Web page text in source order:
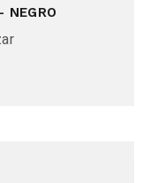
NEGRO